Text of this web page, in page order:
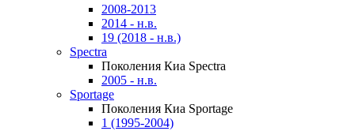
2008-2013
2014 - н.в.
19 (2018 - н.в.)
Spectra
Поколения Киа Spectra
2005 - н.в.
Sportage
Поколения Киа Sportage
1 (1995-2004)